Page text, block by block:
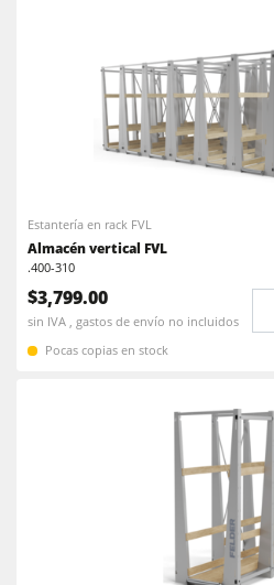
Estantería en rack FVL
Almacén vertical FVL
.400-310
$3,799.00
sin IVA , gastos de envío no incluidos
Pocas copias en stock